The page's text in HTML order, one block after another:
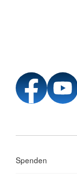
Spenden